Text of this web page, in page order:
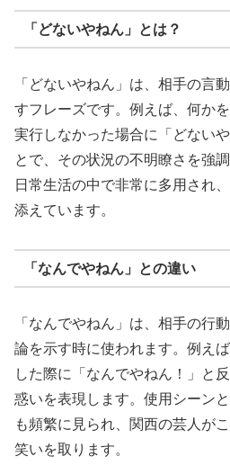
「どないやねん」とは？
「どないやねん」は、相手の言
すフレーズです。例えば、何か
実行しなかった場合に「どない
とで、その状況の不明瞭さを強
日常生活の中で非常に多用され
添えています。
「なんでやねん」との違い
「なんでやねん」は、相手の行
論を示す時に使われます。例え
した際に「なんでやねん！」と
惑いを表現します。使用シーン
も頻繁に見られ、関西の芸人が
笑いを取ります。